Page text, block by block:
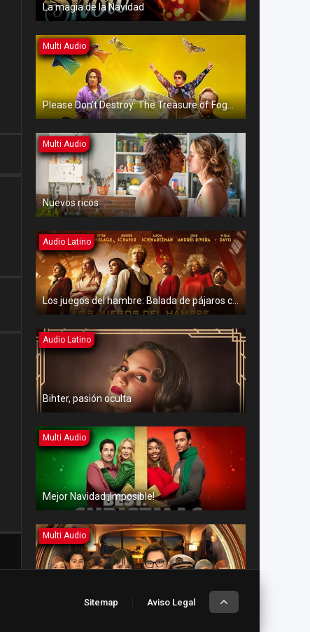
La magia de la Navidad
Multi Audio
Please Don’t Destroy: The Treasure of Foggy Mountain
Multi Audio
Nuevos ricos
Audio Latino
Los juegos del hambre: Balada de pájaros cantores y serpientes
Audio Latino
Bihter, pasión oculta
Multi Audio
Mejor Navidad ¡Imposible!
Multi Audio
Sitemap Aviso Legal